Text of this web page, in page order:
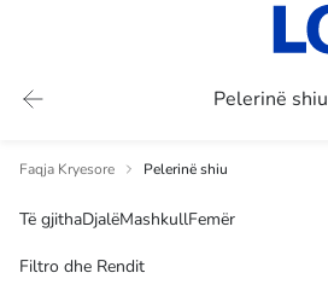
Pelerinë shiu
Faqja Kryesore Pelerinë shiu
Të gjithaDjalëMashkullFemër
Filtro dhe Rendit